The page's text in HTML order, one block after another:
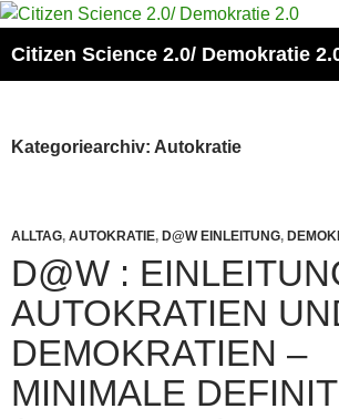
Zum
springen
Citizen Science 2.0/ Demokratie
Kategoriearchiv: Autokratie
ALLTAG, AUTOKRATIE, D@W EINLEITUNG,
D@W :
AUTOKRATIEN
DEMOKRATIEN –
MINIMALE